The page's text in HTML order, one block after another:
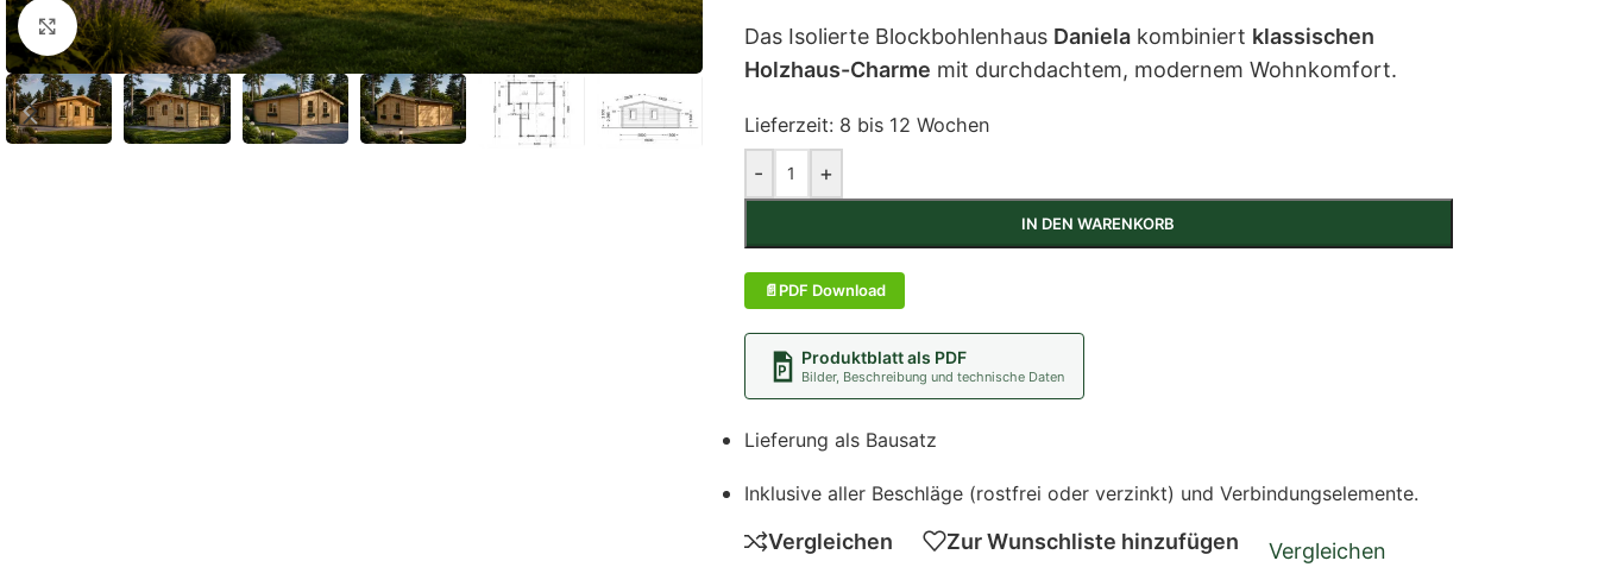
Klick zum Vergrößern Das Isolierte Blockbohlenhaus Danielakombiniert klassischen
Holzhaus-Charme mit durchdachtem, modernem Wohnkomfort.
Lieferzeit: 8 bis 12 Wochen
- +
IN DEN WARENKORB
PDF Download
Produktblatt als PDF
Bilder, Beschreibung und technische Daten
Lieferung als Bausatz
Inklusive aller Beschläge (rostfrei oder verzinkt) und Verbindungselemente.
Vergleichen Zur Wunschliste hinzufügen Vergleichen